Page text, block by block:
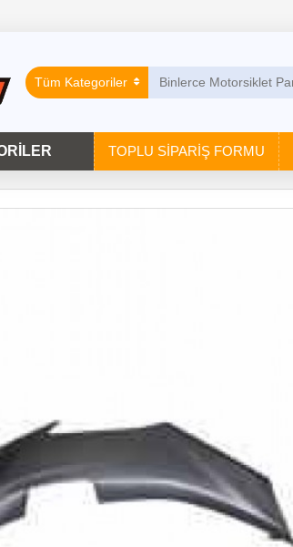
Tüm Kategoriler
TOPLU SİPARİŞ FORMU